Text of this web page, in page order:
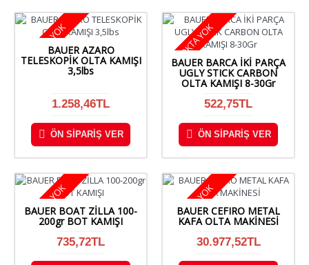
STOKTA YOK
BAUER AZARO
TELESKOPİK OLTA KAMIŞI
3,5lbs
1.258,46TL
ÖN SIPARIŞ VER
STOKTA YOK
BAUER BARCA İKİ PARÇA
UGLY STICK CARBON
OLTA KAMIŞI 8-30Gr
522,75TL
ÖN SIPARIŞ VER
STOKTA YOK
BAUER BOAT ZİLLA 100-
200gr BOT KAMIŞI
735,72TL
STOKTA YOK
BAUER CEFIRO METAL
KAFA OLTA MAKİNESİ
30.977,52TL